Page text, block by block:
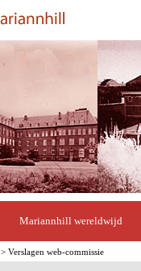
Mariannhill wereldwijd
> Verslagen web-commissie